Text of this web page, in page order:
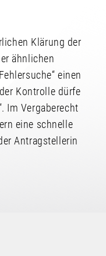
Klärung der
ähnlichen
einen
Kontrolle dürfe
Im Vergaberecht
eine schnelle
Antragstellerin